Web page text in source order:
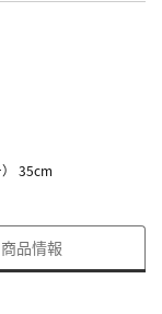
35cm
商品情報